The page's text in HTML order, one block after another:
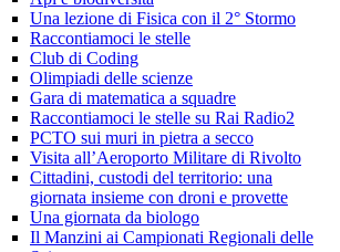
Una lezione di Fisica con il 2° Stormo
Raccontiamoci le stelle
Club di Coding
Olimpiadi delle scienze
Gara di matematica a squadre
Raccontiamoci le stelle su Rai Radio2
PCTO sui muri in pietra a secco
Visita all’Aeroporto Militare di Rivolto
Cittadini, custodi del territorio: una
giornata insieme con droni e provette
Una giornata da biologo
Il Manzini ai Campionati Regionali delle